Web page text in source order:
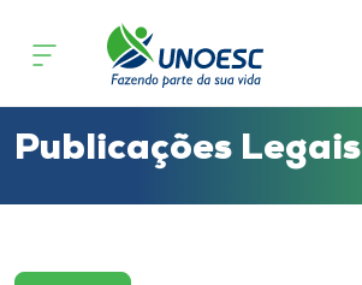
Cursos
Atendimento ao Estudante
Publicações Legais